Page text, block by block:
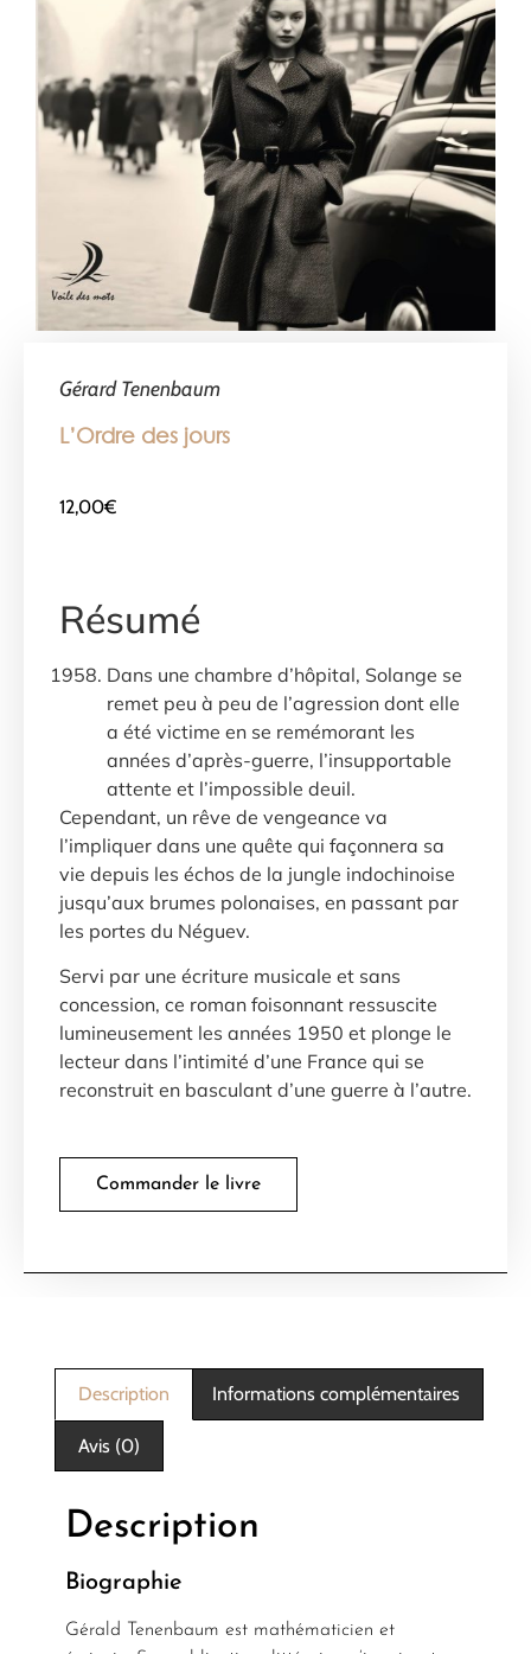
Gérard Tenenbaum
L’Ordre des jours
12,00€
Résumé
Dans une chambre d’hôpital, Solange se
remet peu à peu de l’agression dont elle
a été victime en se remémorant les
années d’après-guerre, l’insupportable
attente et l’impossible deuil.
Cependant, un rêve de vengeance va
l’impliquer dans une quête qui façonnera sa
vie depuis les échos de la jungle indochinoise
jusqu’aux brumes polonaises, en passant par
les portes du Néguev.
Servi par une écriture musicale et sans
concession, ce roman foisonnant ressuscite
lumineusement les années 1950 et plonge le
lecteur dans l’intimité d’une France qui se
reconstruit en basculant d’une guerre à l’autre.
Commander le livre
Description Informations complémentaires
Avis (0)
Description
Biographie
Gérald Tenenbaum est mathématicien et